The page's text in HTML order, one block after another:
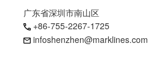
广东省深圳市南山区
+86-755-2267-1725
infoshenzhen@marklines.com